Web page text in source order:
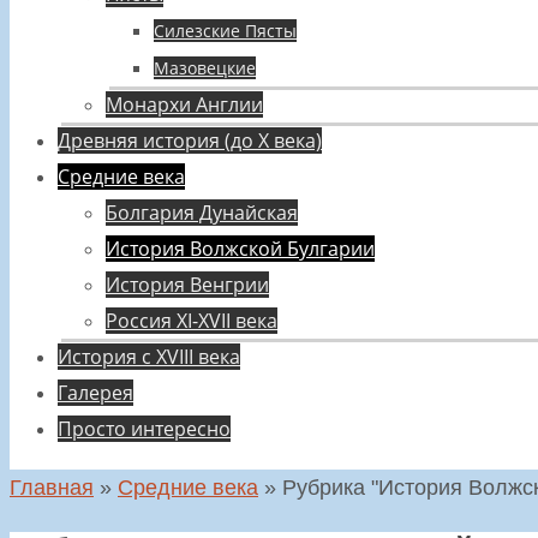
Силезские Пясты
Мазовецкие
Монархи Англии
Древняя история (до X века)
Средние века
Болгария Дунайская
История Волжской Булгарии
История Венгрии
Россия XI-XVII века
История с XVIII века
Галерея
Просто интересно
Главная » Средние века » Рубрика "История